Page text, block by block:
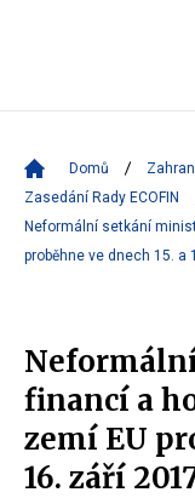
Domů
Zasedání Rady ECOFIN
Neformální setkání
proběhne ve dnech 15. a
financí a
zemí EU
16. září